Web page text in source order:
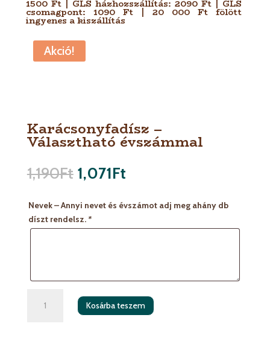
1500 Ft | GLS házhozszállítás: 2090 Ft | GLS
csomagpont: 1090 Ft | 20 000 Ft fölött
ingyenes a kiszállítás
Akció!
Karácsonyfadísz –
Választható évszámmal
1,190Ft 1,071Ft
Nevek – Annyi nevet és évszámot adj meg ahány db
díszt rendelsz.*
Karácsonyfadísz
Kosárba teszem